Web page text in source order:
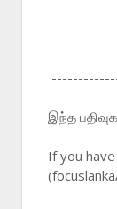
இந்த
If you